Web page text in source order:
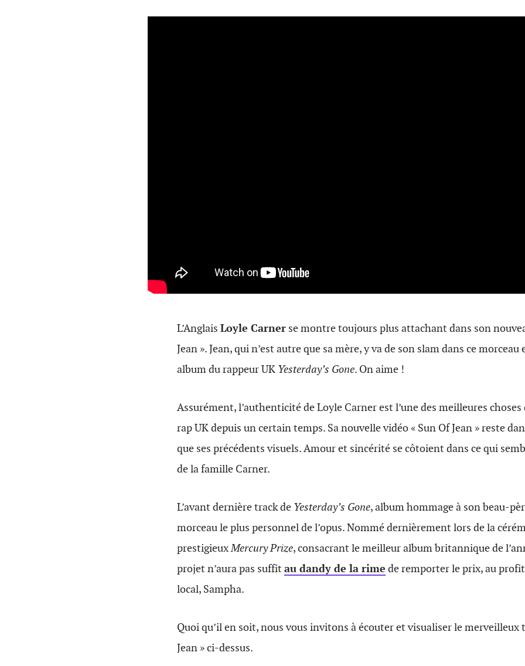
L’Anglais Loyle Carner se montre toujours plus attachant dans son
Jean ». Jean, qui n’est autre que sa mère, y va de son slam dans ce
album du rappeur UK Yesterday’s Gone. On aime !
Assurément, l’authenticité de Loyle Carner est l’une des meilleures
rap UK depuis un certain temps. Sa nouvelle vidéo « Sun Of Jean » reste
que ses précédents visuels. Amour et sincérité se côtoient dans ce qui
de la famille Carner.
L’avant dernière track de Yesterday’s Gone, album hommage à son beau-
morceau le plus personnel de l’opus. Nommé dernièrement lors de la
prestigieuxMercury Prize, consacrant le meilleur album britannique de
projet n’aura pas suffit au dandy de la rime de remporter le prix, au
local, Sampha.
Quoi qu’il en soit, nous vous invitons à écouter et visualiser le merveilleux
Jean » ci-dessus.